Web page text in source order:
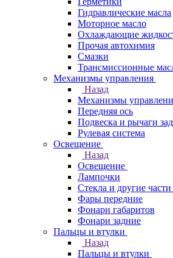
Гидравлические масла
Моторное масло
Охлаждающие
Прочая автохимия
Смазки
Трансмиссионные
Механизмы управления
Назад
Механизмы
Передняя ось
Подвеска и рычаги
Рулевая система
Освещение
Назад
Освещение
Лампочки
Стекла и другие
Фары передние
Фонари габаритов
Фонари задние
Пальцы и втулки
Назад
Пальцы и втулки